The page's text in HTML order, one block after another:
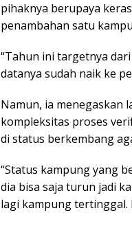
pihaknya berupaya
penambahan satu
“Tahun ini targetnya
datanya sudah naik ke
Namun, ia menegaskan
kompleksitas proses
di status berkembang
“Status kampung yang
dia bisa saja turun jadi
lagi kampung tertinggal.